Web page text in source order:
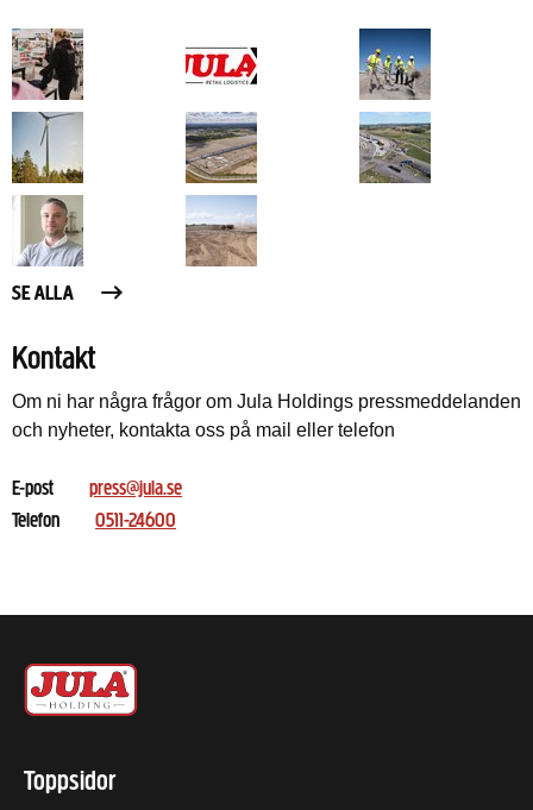
SE ALLA
Kontakt
Om ni har några frågor om Jula Holdings pressmeddelanden
och nyheter, kontakta oss på mail eller telefon
E-post
press@jula.se
Telefon
0511-24600
Toppsidor